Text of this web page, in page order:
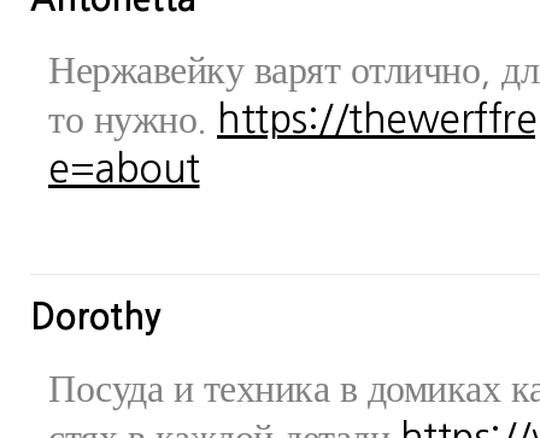
Нержавейку варят отлично,
то нужно.
https://
e=about
Dorothy
Посуда и техника в домиках